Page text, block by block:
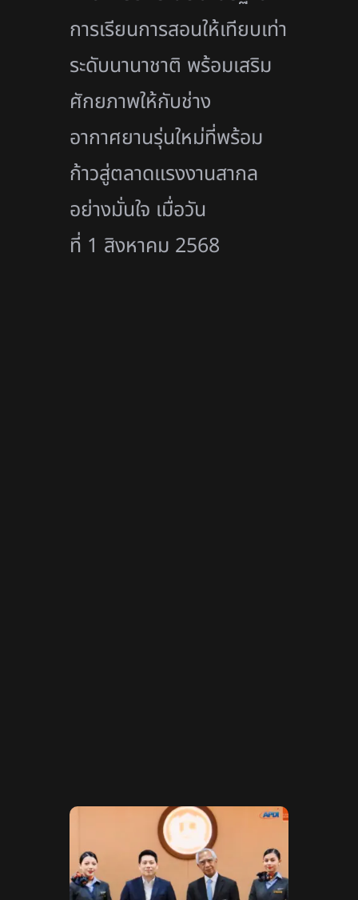
การเรียนการสอนให้เทียบเท่า
ระดับนานาชาติ พร้อมเสริม
ศักยภาพให้กับช่าง
อากาศยานรุ่นใหม่ที่พร้อม
ก้าวสู่ตลาดแรงงานสากล
อย่างมั่นใจ เมื่อวัน
ที่ 1 สิงหาคม 2568